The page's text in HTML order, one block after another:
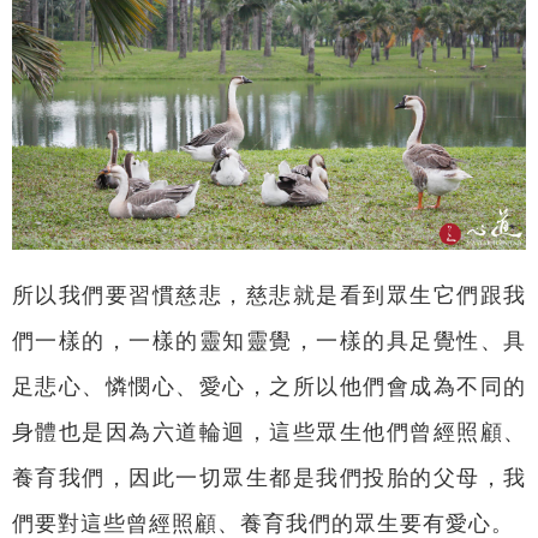
所以我們要習慣慈悲，慈悲就是看到眾生它們跟我
們一樣的，一樣的靈知靈覺，一樣的具足覺性、具
足悲心、憐憫心、愛心，之所以他們會成為不同的
身體也是因為六道輪迴，這些眾生他們曾經照顧、
養育我們，因此一切眾生都是我們投胎的父母，我
們要對這些曾經照顧、養育我們的眾生要有愛心。